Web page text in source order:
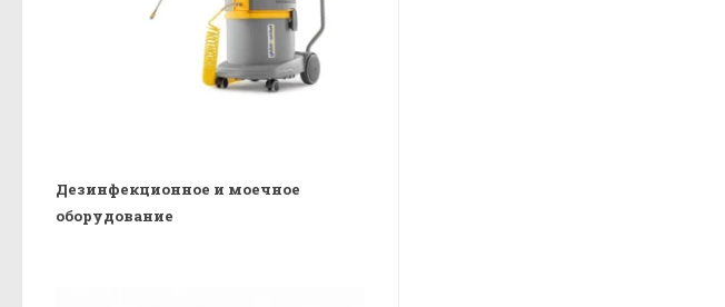
Дезинфекционное и моечное
оборудование